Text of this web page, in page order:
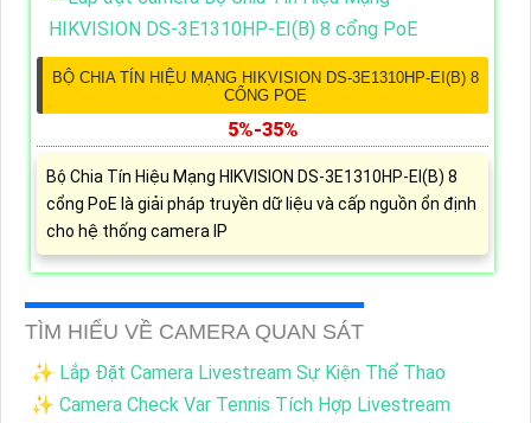
BỘ CHIA TÍN HIỆU MẠNG HIKVISION DS-3E1310HP-EI(B) 8
CỔNG POE
5%-35%
Bộ Chia Tín Hiệu Mạng HIKVISION DS-3E1310HP-EI(B) 8
cổng PoE là giải pháp truyền dữ liệu và cấp nguồn ổn định
cho hệ thống camera IP
TÌM HIỂU VỀ CAMERA QUAN SÁT
✨ Lắp Đặt Camera Livestream Sự Kiện Thể Thao
✨ Camera Check Var Tennis Tích Hợp Livestream